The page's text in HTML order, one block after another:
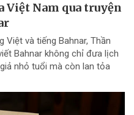
Việt Nam qua truyện
Việt và tiếng Bahnar, Thần
Bahnar không chỉ đưa lịch
nhỏ tuổi mà còn lan tỏa